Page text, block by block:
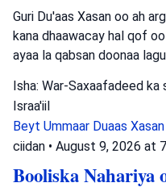
Guri Du'aas Xasan oo ah
kana dhaawacay hal qof
ayaa la qabsan doonaa
Isha: War-Saxaafadeed ka
Israa'iil
Beyt Ummaar Duaas Xasan
ciidan • August 9, 2026 at
Booliska Nahariya